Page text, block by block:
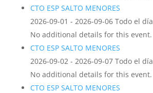
CTO ESP SALTO MENORES
2026-09-01 - 2026-09-06 Todo el día
No additional details for this event.
CTO ESP SALTO MENORES
2026-09-02 - 2026-09-07 Todo el día
No additional details for this event.
CTO ESP SALTO MENORES